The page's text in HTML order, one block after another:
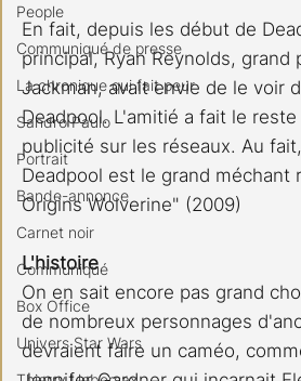
People
Communiqué de presse
La chronique qui fait peur
Sandro Paulo
Portrait
Bande-annonce
Carnet noir
Communiqué
Box Office
Univers Star Wars
En fait, depuis les début de
principal, Ryan Reynolds, grand
Jackman, avait envie de le voir
Deadpool. L'amitié a fait le
publicité sur les réseaux. Au
Deadpool est le grand méchant
Origins Wolverine" (2009)
L'histoire
On en sait encore pas grand
de nombreux personnages
devraient faire un caméo,